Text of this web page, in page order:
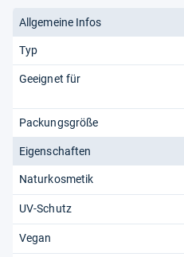
Allgemeine Infos
Typ
Geeignet für
Packungsgröße
Eigenschaften
Naturkosmetik
UV-Schutz
Vegan